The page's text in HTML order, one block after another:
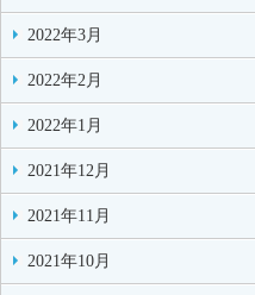
2022年3月
2022年2月
2022年1月
2021年12月
2021年11月
2021年10月